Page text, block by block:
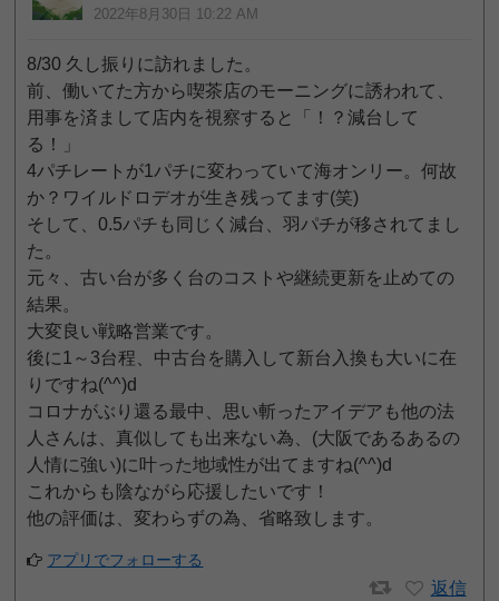
2022年8月30日 10:22 AM
8/30 久し振りに訪れました。
前、働いてた方から喫茶店のモーニングに誘われて、
用事を済まして店内を視察すると「！？減台して
る！」
4パチレートが1パチに変わっていて海オンリー。何故
か？ワイルドロデオが生き残ってます(笑)
そして、0.5パチも同じく減台、羽パチが移されてまし
た。
元々、古い台が多く台のコストや継続更新を止めての
結果。
大変良い戦略営業です。
後に1～3台程、中古台を購入して新台入換も大いに在
りですね(^^)d
コロナがぶり還る最中、思い斬ったアイデアも他の法
人さんは、真似しても出来ない為、(大阪であるあるの
人情に強い)に叶った地域性が出てますね(^^)d
これからも陰ながら応援したいです！
他の評価は、変わらずの為、省略致します。
アプリでフォローする
返信